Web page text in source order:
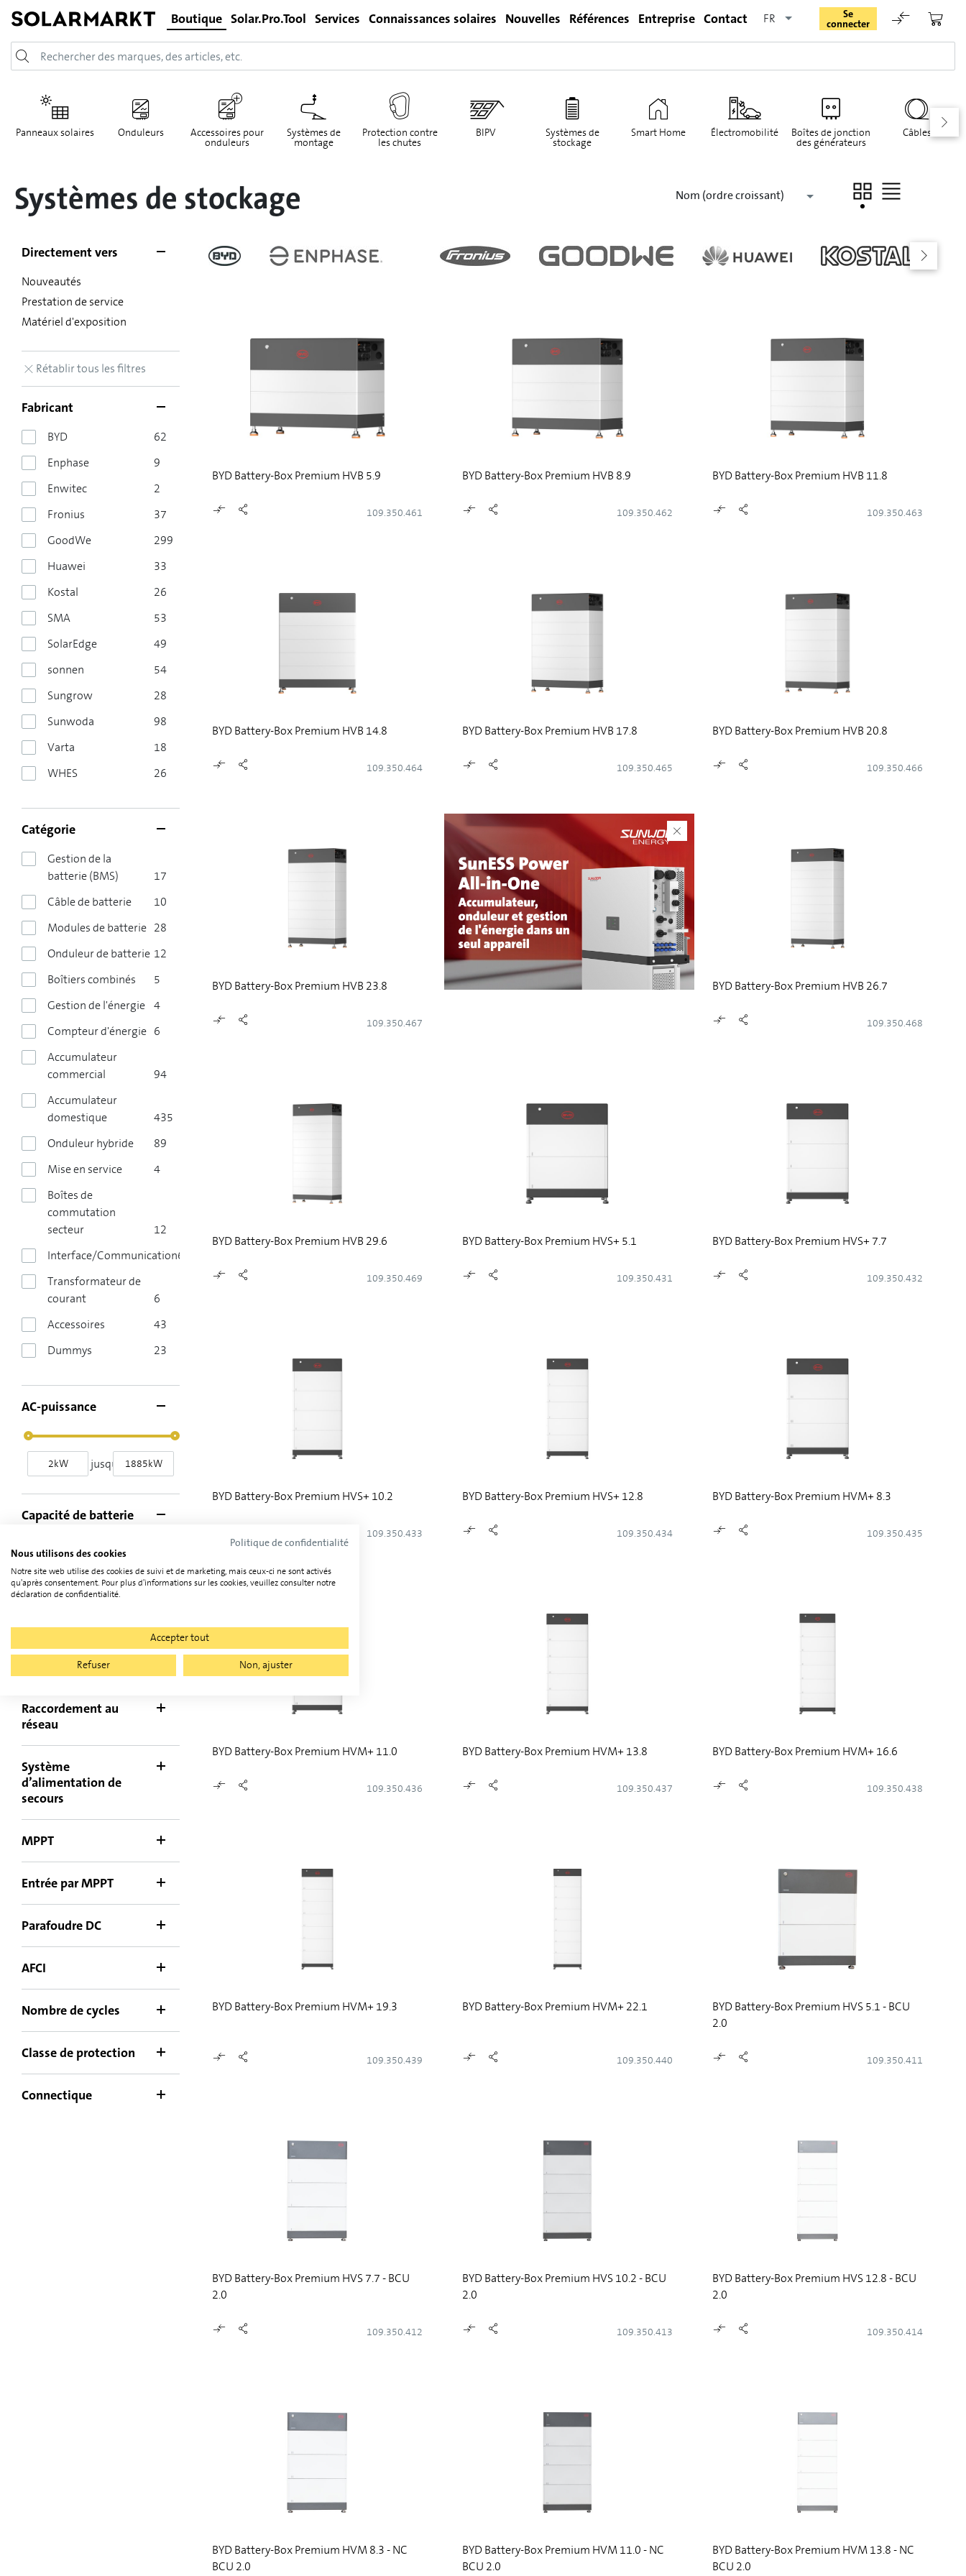
Boutique Solar.Pro.Tool Services Connaissances solaires Nouvelles Références Entreprise Contact FR Se
connecter
Login
Oublié le mot de passe
Panneaux solaires Onduleurs Accessoires pour
onduleurs
Systèmes de
montage
Protection contre
les chutes
BIPV Systèmes de
stockage
Smart Home Électromobilité Boîtes de jonction
des générateurs
Câbles
Systèmes de stockage Nom (ordre croissant)
Directement vers
Nouveautés
Prestation de service
Matériel d'exposition
Rétablir tous les filtres
Fabricant
BYD
62
Enphase
9
Enwitec
2
Fronius
37
GoodWe
299
Huawei
33
Kostal
26
SMA
53
SolarEdge
49
sonnen
54
Sungrow
28
Sunwoda
98
Varta
18
WHES
26
Catégorie
Gestion de la
batterie (BMS)
17
Câble de batterie
10
Modules de batterie 28
Onduleur de batterie 12
Boîtiers combinés
5
Gestion de l'énergie 4
Compteur d'énergie 6
Accumulateur
commercial
94
Accumulateur
domestique
435
Onduleur hybride
89
Mise en service
4
Boîtes de
commutation
secteur
12
Interface/Communication6
Transformateur de
courant
6
Accessoires
43
Dummys
23
AC-puissance
jusqu'à
Capacité de batterie
jusqu'à
Couplage
Raccordement au
réseau
Système
d’alimentation de
secours
MPPT
Entrée par MPPT
Parafoudre DC
AFCI
Nombre de cycles
Classe de protection
Connectique
BYD Battery-Box Premium HVB 5.9
109.350.461
BYD Battery-Box Premium HVB 8.9
109.350.462
BYD Battery-Box Premium HVB 11.8
109.350.463
BYD Battery-Box Premium HVB 14.8
109.350.464
BYD Battery-Box Premium HVB 17.8
109.350.465
BYD Battery-Box Premium HVB 20.8
109.350.466
BYD Battery-Box Premium HVB 23.8
109.350.467
BYD Battery-Box Premium HVB 26.7
109.350.468
BYD Battery-Box Premium HVB 29.6
109.350.469
BYD Battery-Box Premium HVS+ 5.1
109.350.431
BYD Battery-Box Premium HVS+ 7.7
109.350.432
BYD Battery-Box Premium HVS+ 10.2
109.350.433
BYD Battery-Box Premium HVS+ 12.8
109.350.434
BYD Battery-Box Premium HVM+ 8.3
109.350.435
BYD Battery-Box Premium HVM+ 11.0
109.350.436
BYD Battery-Box Premium HVM+ 13.8
109.350.437
BYD Battery-Box Premium HVM+ 16.6
109.350.438
BYD Battery-Box Premium HVM+ 19.3
109.350.439
BYD Battery-Box Premium HVM+ 22.1
109.350.440
BYD Battery-Box Premium HVS 5.1 - BCU
2.0
109.350.411
BYD Battery-Box Premium HVS 7.7 - BCU
2.0
109.350.412
BYD Battery-Box Premium HVS 10.2 - BCU
2.0
109.350.413
BYD Battery-Box Premium HVS 12.8 - BCU
2.0
109.350.414
BYD Battery-Box Premium HVM 8.3 - NC
BCU 2.0
BYD Battery-Box Premium HVM 11.0 - NC
BCU 2.0
BYD Battery-Box Premium HVM 13.8 - NC
BCU 2.0
Politique de confidentialité
Nous utilisons des cookies
Notre site web utilise des cookies de suivi et de marketing, mais ceux-ci ne sont activés
qu'après consentement. Pour plus d'informations sur les cookies, veuillez consulter notre
déclaration de confidentialité.
Accepter tout
Refuser
Non, ajuster